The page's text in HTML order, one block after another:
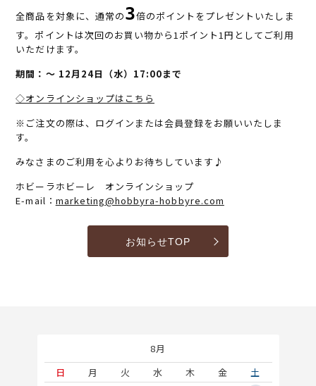
全商品を対象に、通常の3倍のポイントをプレゼントいたしま
す。ポイントは次回のお買い物から1ポイント1円としてご利用
いただけます。
期間：～ 12月24日（水）17:00まで
◇オンラインショップはこちら
※ご注文の際は、ログインまたは会員登録をお願いいたしま
す。
みなさまのご利用を心よりお待ちしています♪
ホビーラホビーレ オンラインショップ
E-mail： marketing@hobbyra-hobbyre.com
お知らせTOP
8月
日
月 火 水 木 金
土